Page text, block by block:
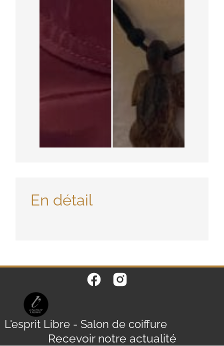
En détail
L'esprit Libre - Salon de coiffure
Recevoir notre actualité